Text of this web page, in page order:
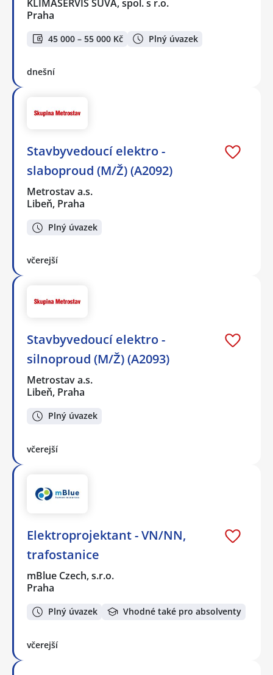
KLIMASERVIS SŮVA, spol. s r.o.
Praha
45 000 – 55 000 Kč Plný úvazek
dnešní
Stavbyvedoucí elektro -
slaboproud (M/Ž) (A2092)
Metrostav a.s.
Libeň, Praha
Plný úvazek
včerejší
Stavbyvedoucí elektro -
silnoproud (M/Ž) (A2093)
Metrostav a.s.
Libeň, Praha
Plný úvazek
včerejší
Elektroprojektant - VN/NN,
trafostanice
mBlue Czech, s.r.o.
Praha
Plný úvazek Vhodné také pro absolventy
včerejší